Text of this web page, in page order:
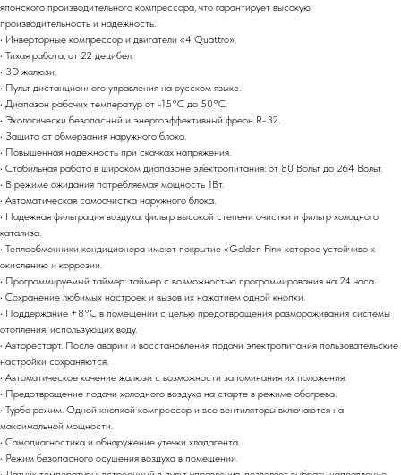
японского производительного компрессора, что гарантирует высокую
производительность и надежность.
• Инверторные компрессор и двигатели «4 Quattro».
• Тихая работа, от 22 децибел.
• 3D жалюзи.
• Пульт дистанционного управления на русском языке.
• Диапазон рабочих температур от -15°С до 50°С.
• Экологически безопасный и энергоэффективный фреон R-32.
• Защита от обмерзания наружного блока.
• Повышенная надежность при скачках напряжения.
• Стабильная работа в широком диапазоне электропитания: от 80 Вольт до 264 Вольт.
• В режиме ожидания потребляемая мощность 1Вт.
• Автоматическая самоочистка наружного блока.
• Надежная фильтрация воздуха: фильтр высокой степени очистки и фильтр холодного
катализа.
• Теплообменники кондиционера имеют покрытие «Golden Fin» которое устойчиво к
окислению и коррозии.
• Программируемый таймер: таймер с возможностью программирования на 24 часа.
• Сохранение любимых настроек и вызов их нажатием одной кнопки.
• Поддержание +8°C в помещении с целью предотвращения размораживания системы
отопления, использующих воду.
• Авторестарт. После аварии и восстановления подачи электропитания пользовательские
настройки сохраняются.
• Автоматическое качение жалюзи с возможности запоминания их положения.
• Предотвращение подачи холодного воздуха на старте в режиме обогрева.
• Турбо режим. Одной кнопкой компрессор и все вентиляторы включаются на
максимальной мощности.
• Самодиагностика и обнаружение утечки хладагента.
• Режим безопасного осушения воздуха в помещении.